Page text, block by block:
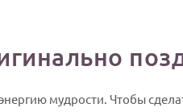
мудрости. Чтобы